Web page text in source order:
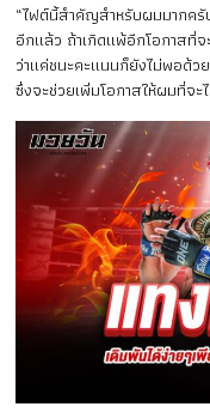
“ไฟต์นี้สำคัญสำหรับผมมากค
อีกแล้ว ถ้าเกิดแพ้อีกโอกาสที่
ว่าแค่ชนะคะแนนก็ยังไม่พอด้
ซึ่งจะช่วยเพิ่มโอกาสให้ผมที่จ